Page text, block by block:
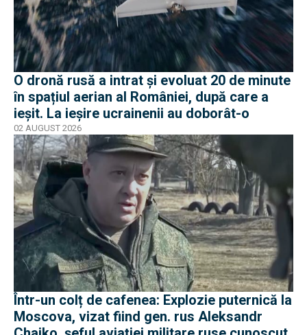
O dronă rusă a intrat și evoluat 20 de minute
în spațiul aerian al României, după care a
ieșit. La ieșire ucrainenii au doborât-o
02 AUGUST 2026
Într-un colț de cafenea: Explozie puternică la
Moscova, vizat fiind gen. rus Aleksandr